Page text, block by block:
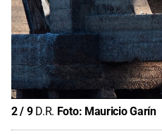
2/ 9 D.R. Foto: Mauricio Garín